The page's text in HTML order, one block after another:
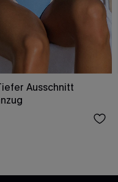
Ausschnitt